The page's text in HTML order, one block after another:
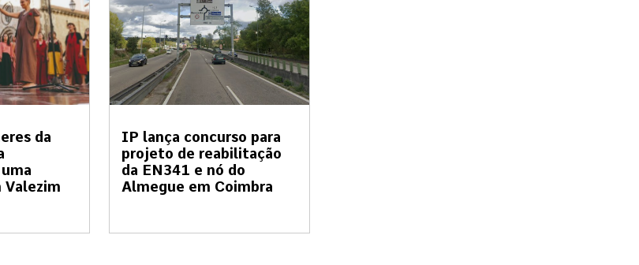
da
Valezim
IP lança concurso para
projeto de reabilitação
da EN341 e nó do
Almegue em Coimbra